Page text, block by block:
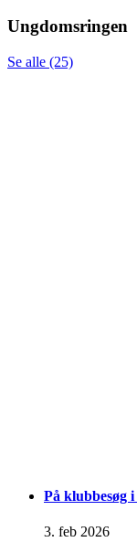
Ungdomsringen
Se alle (25)
På klubbesøg
3. feb 2026